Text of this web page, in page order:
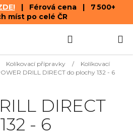
| Férová cena | 7 500+
míst po celé ČR
KOŠÍK
Kolíkovací přípravky /
Kolíkovací
DRILL DIRECT do plochy 132 - 6
DIRECT
- 6